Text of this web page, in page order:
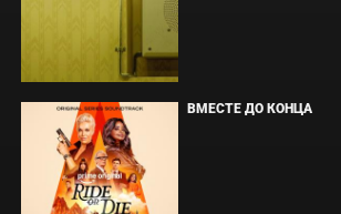
ВМЕСТЕ ДО КОНЦА